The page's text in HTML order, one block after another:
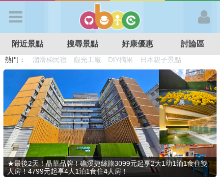
APP登入
首 頁
搜尋景點
好康優惠
最新消息
附近景點 搜尋景點 好康優惠 討論區
熱門： 溜滑梯民宿 觀光工廠 DIY摘果
日本親子景點
特色遊戲場
親子住房優惠 台北親子餐廳 溫泉泡湯SPA
★最後2天！晶華品牌！礁溪捷絲旅3099元起享2大1幼1泊1食住雙
人房！4799元起享4人1泊1食住4人房！